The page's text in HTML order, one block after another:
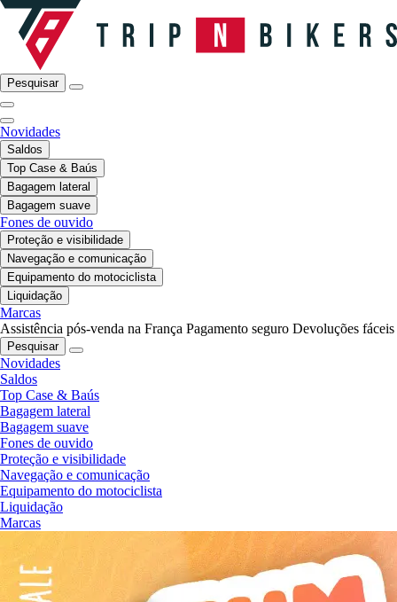
Pesquisar
Novidades
Saldos
Top Case & Baús
Bagagem lateral
Bagagem suave
Fones de ouvido
Proteção e visibilidade
Navegação e comunicação
Equipamento do motociclista
Liquidação
Marcas
Assistência pós-venda na França Pagamento seguro Devoluções fáceis
Pesquisar
Novidades
Saldos
Top Case & Baús
Bagagem lateral
Bagagem suave
Fones de ouvido
Proteção e visibilidade
Navegação e comunicação
Equipamento do motociclista
Liquidação
Marcas